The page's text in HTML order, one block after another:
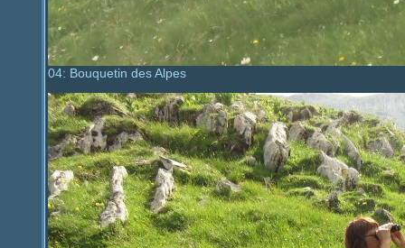
04: Bouquetin des Alpes